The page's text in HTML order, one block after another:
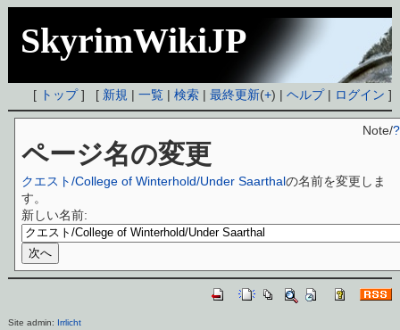
SkyrimWikiJP
[ トップ] [ 新規 |一覧 |検索 |最終更新(+) |ヘルプ| ログイン ]
ページ名の変更
Note/?
クエスト/College of Winterhold/Under Saarthalの名前を変更しま
す。
新しい名前:
Site admin: Irrlicht